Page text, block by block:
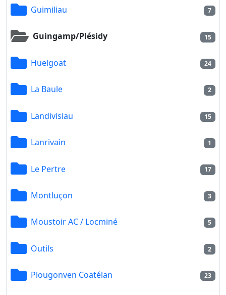
Guimiliau 7
Guingamp/Plésidy 15
Huelgoat 24
La Baule 2
Landivisiau 15
Lanrivain 1
Le Pertre 17
Montluçon 3
Moustoir AC / Locminé 5
Outils 2
Plougonven Coatélan 23